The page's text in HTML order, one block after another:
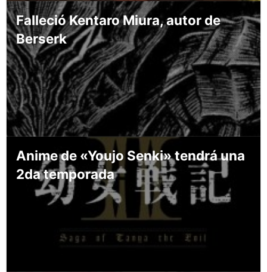
Falleció Kentaro Miura, autor de
Berserk
Anime de «Youjo Senki» tendrá una
2da temporada